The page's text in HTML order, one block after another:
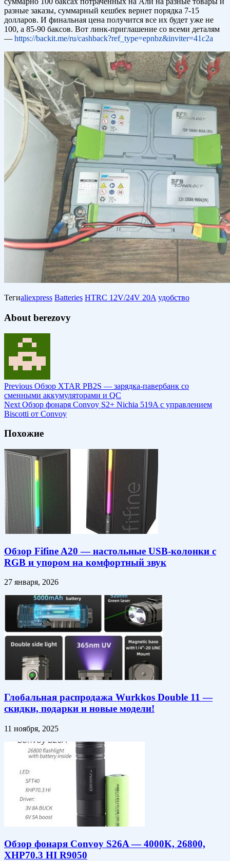
разные заказы, суммарный кешбек вернет порядка 7-15
долларов. И финальная цена получится все их будет уже не
100, а 85-90 баксов. Вот линк-приглашение со всеми деталям
— https://backit.me/ru/cashback?ref_type=epnbz&inviter=41c2a
Тегиaliexpress Batteries HTRC 12V/24V 20A удобство
About berezovy
Previous Обзор XTAR PB2S — зарядка-павербанк со
сменными аккумуляторами и QC
Next Обзор фонаря Convoy S2+ Nichia 519A с управлением
Biscotti от Convoy
Похожие
Обзор Fifine A20 — настольные USB-колонки с
RGB и упором на комфортный звук
27 января, 2026
Глобальная распродажа Wurkkos Double 11 —
скидки, подарки и новые модели!
11 ноября, 2025
Обзор фонаря Convoy S26A — 4000K, 26800,
XHP70.3 HI R9050